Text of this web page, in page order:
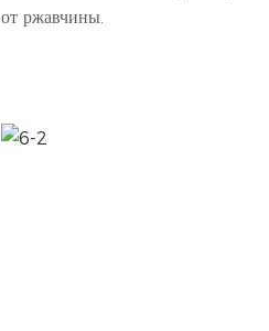
от ржавчины.